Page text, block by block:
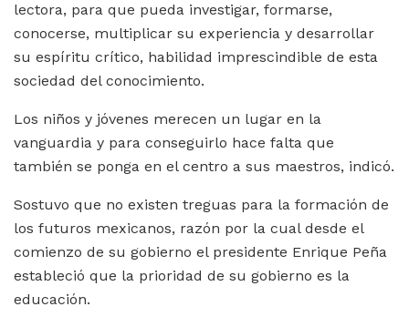
lectora, para que pueda investigar, formarse,
conocerse, multiplicar su experiencia y desarrollar
su espíritu crítico, habilidad imprescindible de esta
sociedad del conocimiento.
Los niños y jóvenes merecen un lugar en la
vanguardia y para conseguirlo hace falta que
también se ponga en el centro a sus maestros, indicó.
Sostuvo que no existen treguas para la formación de
los futuros mexicanos, razón por la cual desde el
comienzo de su gobierno el presidente Enrique Peña
estableció que la prioridad de su gobierno es la
educación.